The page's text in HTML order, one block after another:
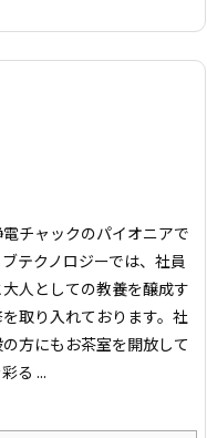
チャックのパイオニアで
テクノロジーでは、社員
人としての教養を醸成す
取り入れております。社
方にもお茶室を開放して
る ...